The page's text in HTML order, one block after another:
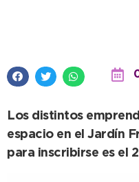
Los distintos
espacio en el Jardín
para inscribirse es el